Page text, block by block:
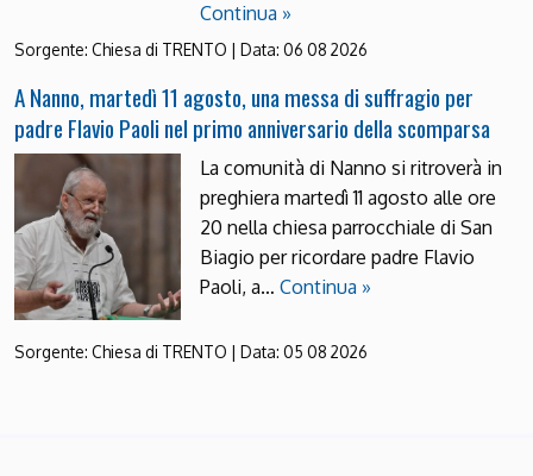
Continua »
Sorgente: Chiesa di TRENTO | Data: 06 08 2026
A Nanno, martedì 11 agosto, una messa di suffragio per
padre Flavio Paoli nel primo anniversario della scomparsa
La comunità di Nanno si ritroverà in
preghiera martedì 11 agosto alle ore
20 nella chiesa parrocchiale di San
Biagio per ricordare padre Flavio
Paoli, a… Continua »
Sorgente: Chiesa di TRENTO | Data: 05 08 2026